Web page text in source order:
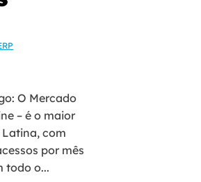
O Mercado
– é o maior
com
por mês
todo o...